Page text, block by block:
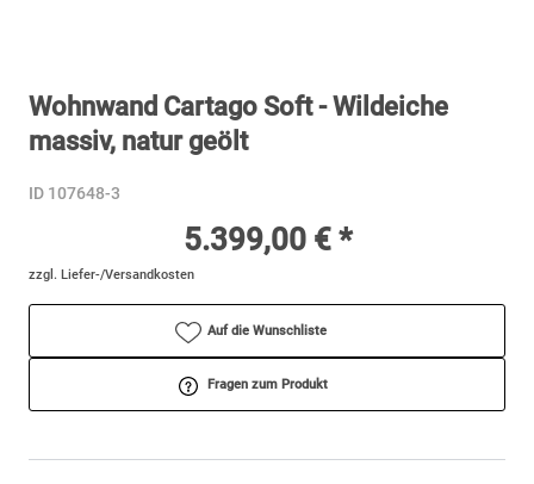
Wohnwand Cartago Soft - Wildeiche
massiv, natur geölt
ID 107648-3
5.399,00 € *
zzgl. Liefer-/Versandkosten
Auf die Wunschliste
Fragen zum Produkt